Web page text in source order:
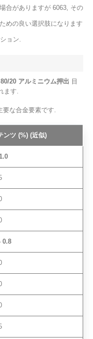
合がありますが 6063, その
めの良い選択肢になります
ョン.
80/20 アルミニウム押出 目
ます.
要な合金要素です.
ンツ (%) (近似)
0.8